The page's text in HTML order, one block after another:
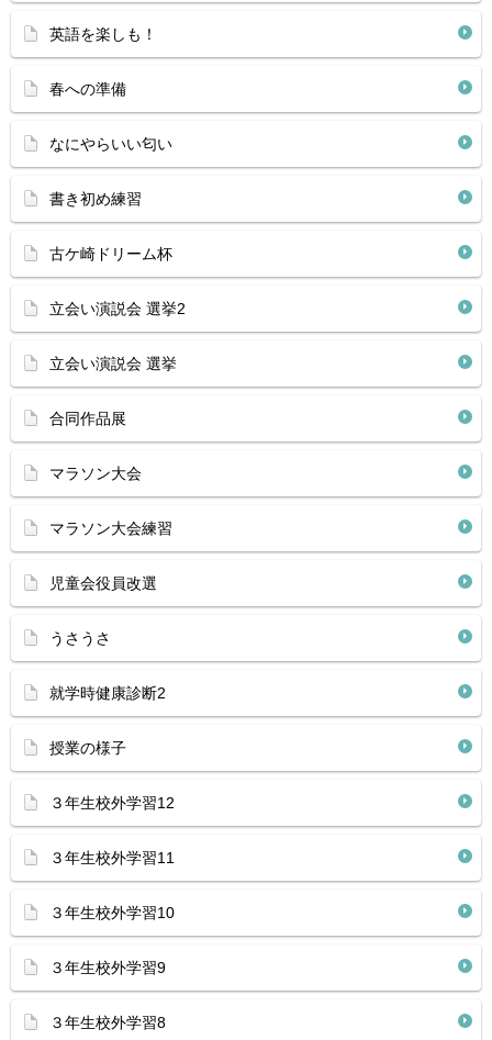
英語を楽しも！
春への準備
なにやらいい匂い
書き初め練習
古ケ崎ドリーム杯
立会い演説会 選挙2
立会い演説会 選挙
合同作品展
マラソン大会
マラソン大会練習
児童会役員改選
うさうさ
就学時健康診断2
授業の様子
３年生校外学習12
３年生校外学習11
３年生校外学習10
３年生校外学習9
３年生校外学習8